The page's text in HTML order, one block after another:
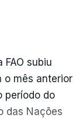
subiu
o mês anterior
período do
das Nações